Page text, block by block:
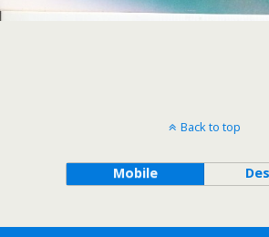
Back to top
Mobile